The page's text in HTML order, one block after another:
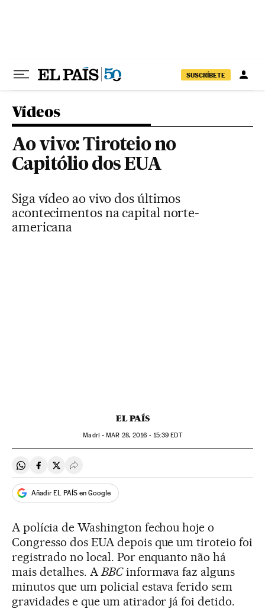
SUSCRÍBETE
Vídeos
Ao vivo: Tiroteio no
Capitólio dos EUA
Siga vídeo ao vivo dos últimos
acontecimentos na capital norte-
americana
EL PAÍS
Madri -MAR 28, 2016 - 15:39 EDT
Compartir en Whatsapp
Compartir en Facebook
Compartir en Twitter
Desplegar Redes Sociales
Añadir EL PAÍS en Google
A polícia de Washington fechou hoje o
Congresso dos EUA depois que um tiroteio foi
registrado no local. Por enquanto não há
mais detalhes. ABBCinformava faz alguns
minutos que um policial estava ferido sem
gravidades e que um atirador já foi detido.